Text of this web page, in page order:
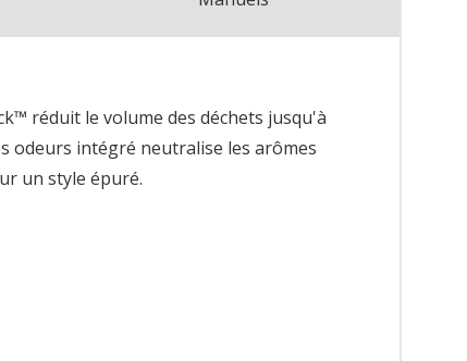
réduit le volume des déchets jusqu'à
odeurs intégré neutralise les arômes
un style épuré.